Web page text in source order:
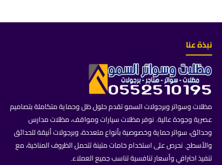
نبذة عنا
مظلات وسواتر وبرجولات السمو تقدم حلول ظل وحماية متكاملة بتصاميم
عصرية وجودة عالية. نوفر مظلات سيارات ومواقف، مظلات مدارس
وحدائق، سواتر حماية وخصوصية بأنواع متعددة، وبرجولات أنيقة للحدائق
والأسطح. نحرص على استخدام خامات متينة تتحمل الظروف المناخية، مع
تنفيذ احترافي وأسعار تنافسية تناسب جميع العملاء.